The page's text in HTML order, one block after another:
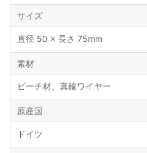
サイズ
直径 50 × 長さ 75mm
素材
ビーチ材、真鍮ワイヤー
原産国
ドイツ